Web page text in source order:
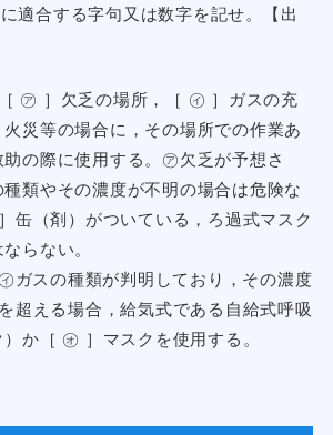
適合する字句又は数字を記せ。【出
㋐ ］欠乏の場所，［ ㋑ ］ガスの充
災等の場合に，その場所での作業あ
の際に使用する。㋐欠乏が予想さ
類やその濃度が不明の場合は危険な
缶（剤）がついている，ろ過式マスク
らない。
ガスの種類が判明しており，その濃度
超える場合，給気式である自給式呼吸
か［ ㋔ ］マスクを使用する。